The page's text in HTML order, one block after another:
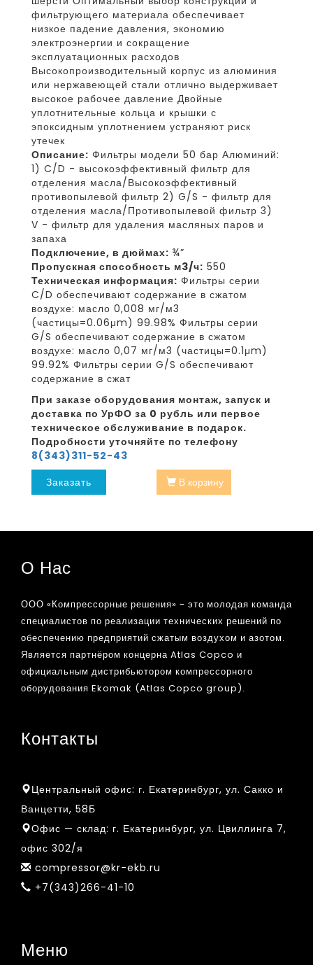
фильтрующего материала обеспечивает
низкое падение давления, экономию
электроэнергии и сокращение
эксплуатационных расходов
Высокопроизводительный корпус из алюминия
или нержавеющей стали отлично выдерживает
высокое рабочее давление Двойные
уплотнительные кольца и крышки с
эпоксидным уплотнением устраняют риск
утечек
Описание: Фильтры модели 50 бар Алюминий:
1) C/D - высокоэффективный фильтр для
отделения масла/Высокоэффективный
противопылевой фильтр 2) G/S - фильтр для
отделения масла/Противопылевой фильтр 3)
V - фильтр для удаления масляных паров и
запаха
Подключение, в дюймах: ¾”
Пропускная способность м3/ч: 550
Техническая информация: Фильтры серии
C/D обеспечивают содержание в сжатом
воздухе: масло 0,008 мг/м3
(частицы=0.06μm) 99.98% Фильтры серии
G/S обеспечивают содержание в сжатом
воздухе: масло 0,07 мг/м3 (частицы=0.1μm)
99.92% Фильтры серии G/S обеспечивают
содержание в сжат
При заказе оборудования монтаж, запуск и
доставка по УрФО за 0 рубль или первое
техническое обслуживание в подарок.
Подробности уточняйте по телефону
8(343)311-52-43
Заказать
В корзину
О Нас
ООО «Компрессорные решения» - это молодая команда
специалистов по реализации технических решений по
обеспечению предприятий сжатым воздухом и азотом.
Является партнёром концерна Atlas Copco и
официальным дистрибьютором компрессорного
оборудования Ekomak (Atlas Copco group).
Контакты
Центральный офис: г. Екатеринбург, ул. Сакко и
Ванцетти, 58Б
Офис — склад: г. Екатеринбург, ул. Цвиллинга 7,
офис 302/я
compressor@kr-ekb.ru
+7(343)266-41-10
Меню